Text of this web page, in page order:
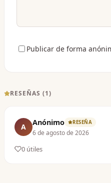
Publicar de forma
RESEÑAS (1)
A Anónimo RESEÑA
6 de agosto de 2026
0 útiles